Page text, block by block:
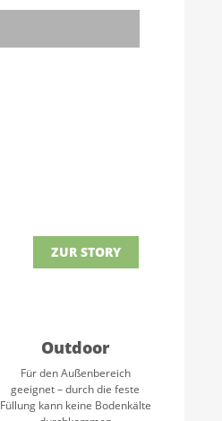
ZUR STORY
Outdoor
Für den Außenbereich
geeignet – durch die feste
Füllung kann keine Bodenkälte